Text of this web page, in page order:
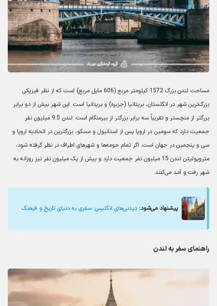
مساحت لندن بزرگ 1572 کیلومتر مربع (606 مایل مربع) است که از نظر فیزیکی
بزرگ‌ترین شهر در انگلستان، بریتانیا (جزیره) و بریتانیا است. این شهر بیش از دو برابر
بزرگتر از منچستر و تقریباً سه برابر بزرگتر از بیرمنگام است. لندن 9.5 میلیون نفر
جمعیت دارد که سومین در اروپا پس از استانبول و مسکو، بزرگترین در اتحادیه اروپا و
سی و پنجمین در جهان است. اگر تمام حومه‌ها و شهرهای اطراف در نظر گرفته شود،
متروپولیتن لندن 15 میلیون نفر جمعیت دارد و بیش از یک میلیون نفر نیز روزانه به
شهر رفت و آمد می‌کنند.
پیشنهاد می‌شود: دیدنی‌های انگلیس؛ سفری به دنیای تاریخ و فرهنگ
راهنمای سفر به لندن